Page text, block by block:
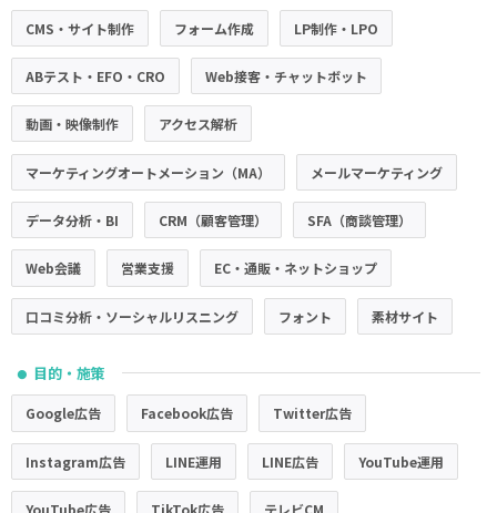
CMS・サイト制作 フォーム作成 LP制作・LPO
ABテスト・EFO・CRO Web接客・チャットボット
動画・映像制作 アクセス解析
マーケティングオートメーション（MA） メールマーケティング
データ分析・BI CRM（顧客管理） SFA（商談管理）
Web会議 営業支援 EC・通販・ネットショップ
口コミ分析・ソーシャルリスニング フォント 素材サイト
● 目的・施策
Google広告 Facebook広告 Twitter広告
Instagram広告 LINE運用 LINE広告 YouTube運用